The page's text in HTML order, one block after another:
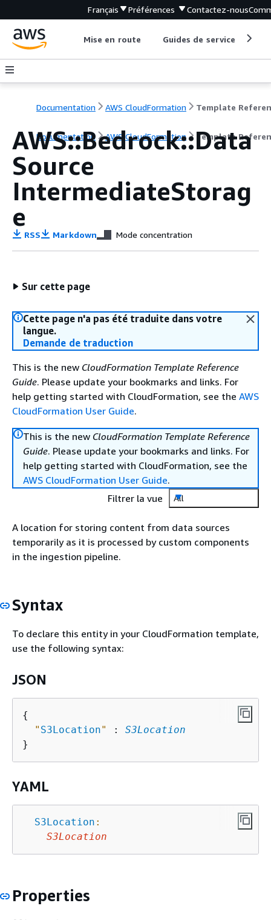
Français Préférences Contactez-nous
Mise en route Guides de service
Documentation AWS CloudFormation Template
Documentation AWS CloudFormation Template
AWS::Bedrock::Data
Source
IntermediateStorag
e
RSS Markdown Mode concentration
Sur cette page
Cette page n'a pas été traduite dans votre
langue.
Demande de traduction
This is the new CloudFormation Template Reference
Guide. Please update your bookmarks and links. For
help getting started with CloudFormation, see the AWS
CloudFormation User Guide.
This is the new CloudFormation Template Reference
Guide. Please update your bookmarks and links. For
help getting started with CloudFormation, see the
AWS CloudFormation User Guide.
Filtrer la vue
All
A location for storing content from data sources
temporarily as it is processed by custom components
in the ingestion pipeline.
Syntax
To declare this entity in your CloudFormation template,
use the following syntax:
JSON
{
" S3Location" : S3Location
YAML
S3Location :
S3Location
Properties